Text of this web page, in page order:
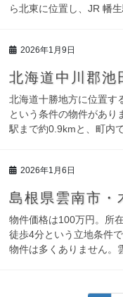
ら北東に位置し、JR 幡
2026年1月9日
北海道中川郡
北海道十勝地方に位置す
という条件の物件があり
駅まで約0.9kmと、町内
2026年1月6日
島根県雲南市
物件価格は100万円。所
徒歩4分という立地条件
物件は多くありません